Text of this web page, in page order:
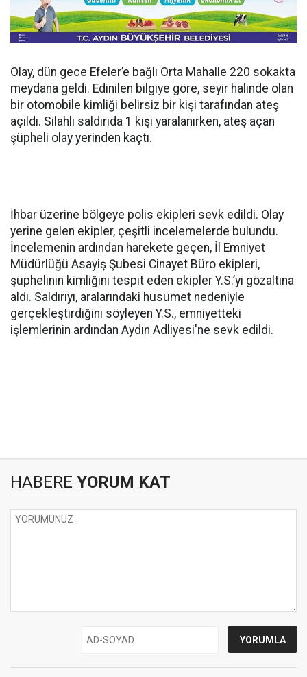
Olay, dün gece Efeler’e bağlı Orta Mahalle 220 sokakta
meydana geldi. Edinilen bilgiye göre, seyir halinde olan
bir otomobile kimliği belirsiz bir kişi tarafından ateş
açıldı. Silahlı saldırıda 1 kişi yaralanırken, ateş açan
şüpheli olay yerinden kaçtı.
İhbar üzerine bölgeye polis ekipleri sevk edildi. Olay
yerine gelen ekipler, çeşitli incelemelerde bulundu.
İncelemenin ardından harekete geçen, İl Emniyet
Müdürlüğü Asayiş Şubesi Cinayet Büro ekipleri,
şüphelinin kimliğini tespit eden ekipler Y.S.’yi gözaltına
aldı. Saldırıyı, aralarındaki husumet nedeniyle
gerçekleştirdiğini söyleyen Y.S., emniyetteki
işlemlerinin ardından Aydın Adliyesi'ne sevk edildi.
HABERE YORUM KAT